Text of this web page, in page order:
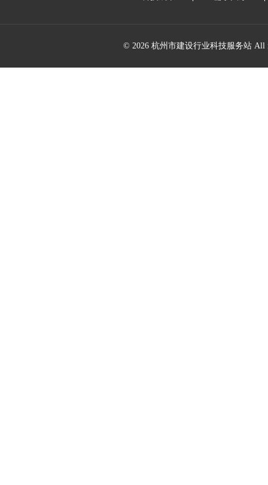
© 2026 杭州市建设行业科技服务站 All